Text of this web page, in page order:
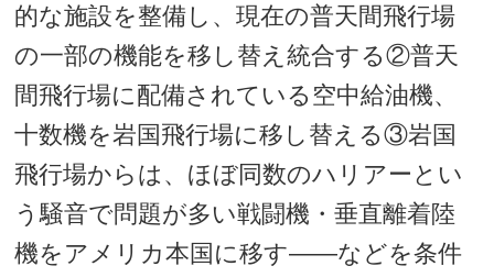
的な施設を整備し、現在の普天間飛行場
の一部の機能を移し替え統合する②普天
間飛行場に配備されている空中給油機、
十数機を岩国飛行場に移し替える③岩国
飛行場からは、ほぼ同数のハリアーとい
う騒音で問題が多い戦闘機・垂直離着陸
機をアメリカ本国に移す――などを条件